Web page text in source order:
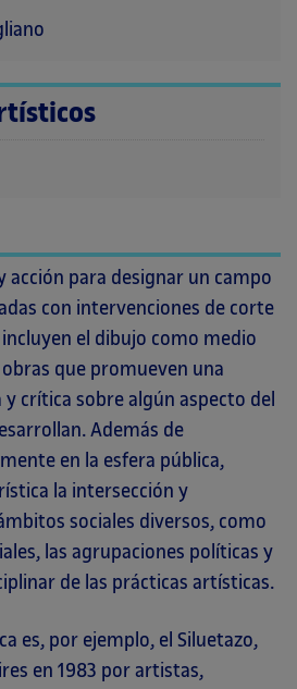
acción para designar un campo
con intervenciones de corte
el dibujo como medio
que promueven una
crítica sobre algún aspecto del
Además de
en la esfera pública,
la intersección y
sociales diversos, como
las agrupaciones políticas y
de las prácticas artísticas.
es, por ejemplo, el Siluetazo,
en 1983 por artistas,